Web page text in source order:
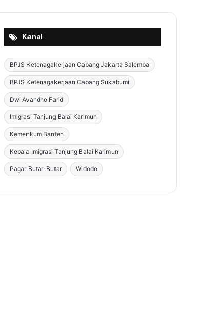
Kanal
BPJS Ketenagakerjaan Cabang Jakarta Salemba
BPJS Ketenagakerjaan Cabang Sukabumi
Dwi Avandho Farid
Imigrasi Tanjung Balai Karimun
Kemenkum Banten
Kepala Imigrasi Tanjung Balai Karimun
Pagar Butar-Butar Widodo